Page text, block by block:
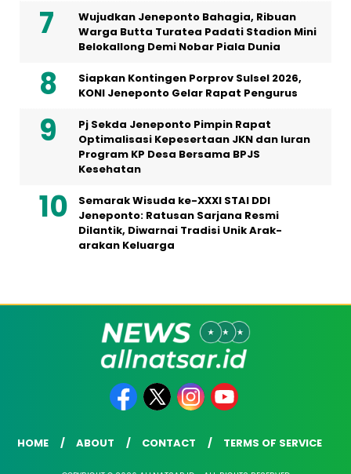
Wujudkan Jeneponto Bahagia, Ribuan
Warga Butta Turatea Padati Stadion Mini
Belokallong Demi Nobar Piala Dunia
Siapkan Kontingen Porprov Sulsel 2026,
KONI Jeneponto Gelar Rapat Pengurus
Pj Sekda Jeneponto Pimpin Rapat
Optimalisasi Kepesertaan JKN dan Iuran
Program KP Desa Bersama BPJS
Kesehatan
Semarak Wisuda ke-XXXI STAI DDI
Jeneponto: Ratusan Sarjana Resmi
Dilantik, Diwarnai Tradisi Unik Arak-
arakan Keluarga
HOME ABOUT CONTACT TERMS OF SERVICE